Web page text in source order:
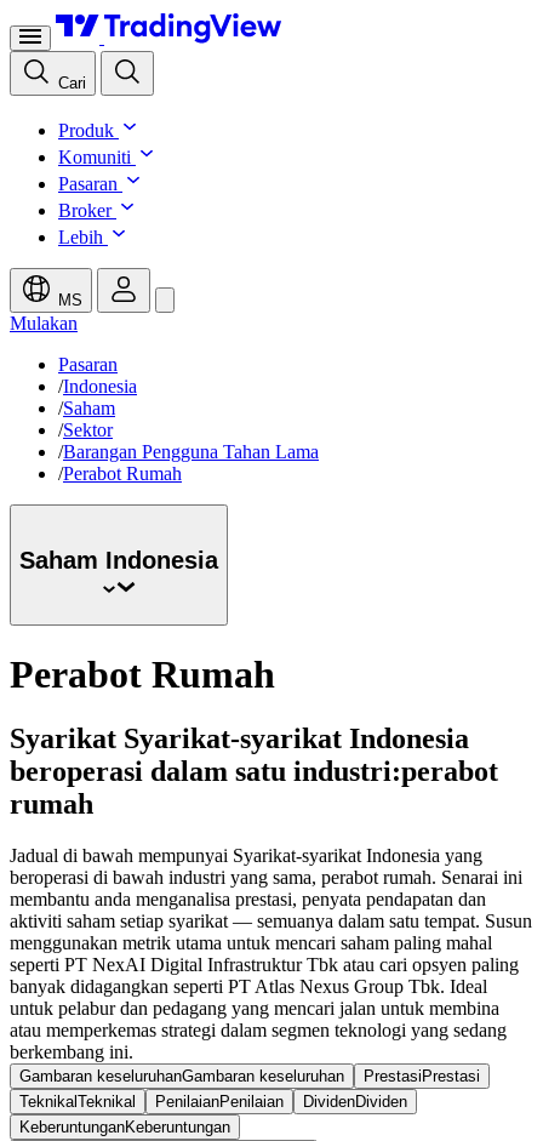
Cari
Produk
Komuniti
Pasaran
Broker
Lebih
MS
Mulakan
Pasaran
/Indonesia
/Saham
/Sektor
/Barangan Pengguna Tahan Lama
/Perabot Rumah
Saham Indonesia
Perabot Rumah
Syarikat Syarikat-syarikat Indonesia
beroperasi dalam satu industri:perabot
rumah
Jadual di bawah mempunyai Syarikat-syarikat Indonesia yang
beroperasi di bawah industri yang sama, perabot rumah. Senarai ini
membantu anda menganalisa prestasi, penyata pendapatan dan
aktiviti saham setiap syarikat — semuanya dalam satu tempat. Susun
menggunakan metrik utama untuk mencari saham paling mahal
seperti PT NexAI Digital Infrastruktur Tbk atau cari opsyen paling
banyak didagangkan seperti PT Atlas Nexus Group Tbk. Ideal
untuk pelabur dan pedagang yang mencari jalan untuk membina
atau memperkemas strategi dalam segmen teknologi yang sedang
berkembang ini.
Gambaran keseluruhanGambaran keseluruhan Prestasi Prestasi
Teknikal Teknikal PenilaianPenilaian DividenDividen
KeberuntunganKeberuntungan